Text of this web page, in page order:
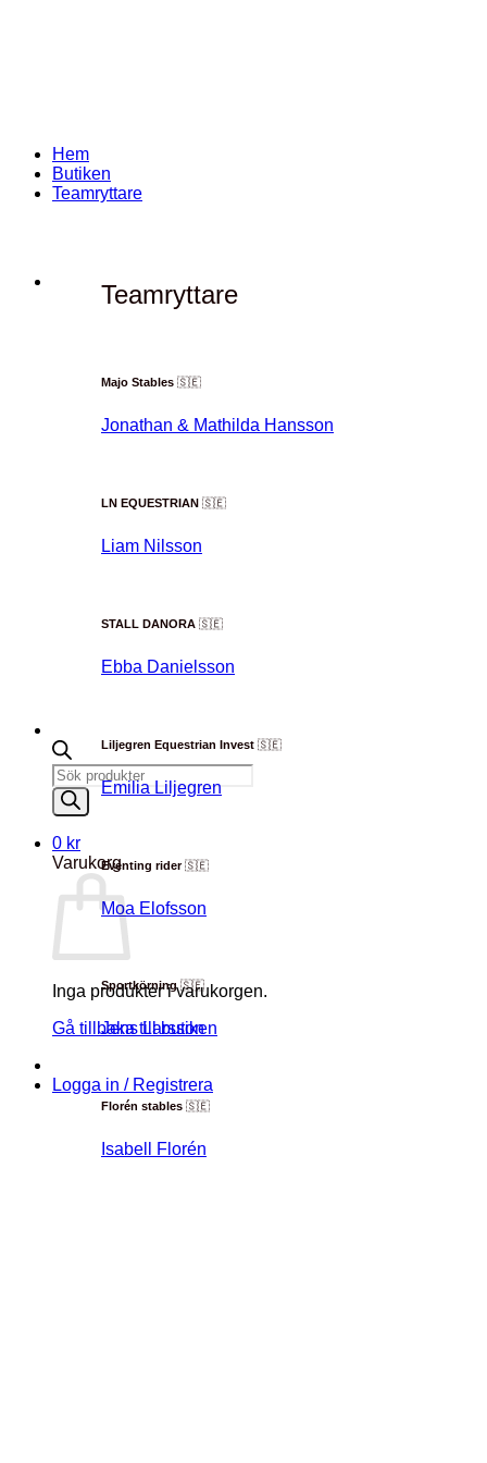
Products
search
0 kr
Varukorg
Inga produkter i varukorgen.
Gå tillbaka till butiken
Logga in / Registrera
Hem
Butiken
Teamryttare
Teamryttare
Majo Stables 🇸🇪
Jonathan & Mathilda Hansson
LN EQUESTRIAN 🇸🇪
Liam Nilsson
STALL DANORA 🇸🇪
Ebba Danielsson
Liljegren Equestrian Invest 🇸🇪
Emilia Liljegren
Eventing rider🇸🇪
Moa Elofsson
Sportkörning🇸🇪
Jens Larsson
Florén stables 🇸🇪
Isabell Florén